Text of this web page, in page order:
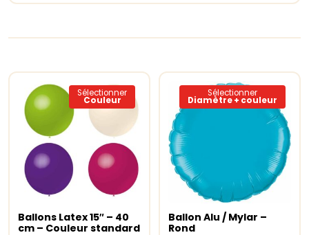
Sélectionner
Couleur
Choix des options
produit
plusieurs
Ballons Latex 15″ – 40
cm – Couleur standard
Sélectionner
Diamètre + couleur
Choix des options
Ce
Ballon Alu / Mylar –
Rond